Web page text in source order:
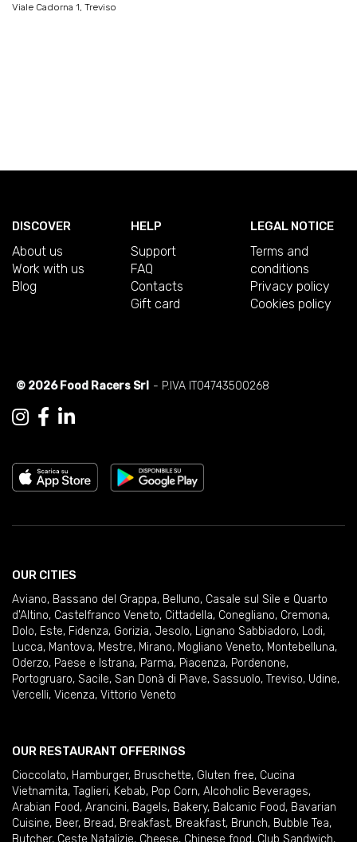
Viale Cadorna 1, Treviso
DISCOVER
About us
Work with us
Blog
HELP
Support
FAQ
Contacts
Gift card
LEGAL NOTICE
Terms and
conditions
Privacy policy
Cookies policy
© 2026 Food Racers Srl - P.IVA IT04743500268
OUR CITIES
Aviano, Bassano del Grappa, Belluno, Casale sul Sile e Quarto
d'Altino, Castelfranco Veneto, Cittadella, Conegliano, Cremona,
Dolo, Este, Fidenza, Gorizia, Jesolo, Lignano Sabbiadoro, Lodi,
Lucca, Mantova, Mestre, Mirano, Mogliano Veneto, Montebelluna,
Oderzo, Paese e Istrana, Parma, Piacenza, Pordenone,
Portogruaro, Sacile, San Donà di Piave, Sassuolo, Treviso, Udine,
Vercelli, Vicenza, Vittorio Veneto
OUR RESTAURANT OFFERINGS
Cioccolato, Hamburger, Bruschette, Gluten free, Cucina
Vietnamita, Taglieri, Kebab, Pop Corn, Alcoholic Beverages,
Arabian Food, Arancini, Bagels, Bakery, Balcanic Food, Bavarian
Cuisine, Beer, Bread, Breakfast, Breakfast, Brunch, Bubble Tea,
Butcher, Ceste Natalizie, Cheese, Chinese food, Club Sandwich,